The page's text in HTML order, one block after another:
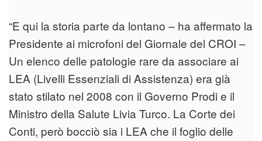
“E qui la storia parte da lontano – ha affermato la
Presidente ai microfoni del Giornale del CROI –
Un elenco delle patologie rare da associare ai
LEA (Livelli Essenziali di Assistenza) era già
stato stilato nel 2008 con il Governo Prodi e il
Ministro della Salute Livia Turco. La Corte dei
Conti, però bocciò sia i LEA che il foglio delle